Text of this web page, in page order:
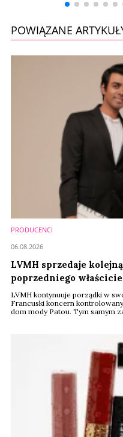
POWIĄZANE
PRODUCENCI
LVMH sprzedaje
poprzedniego
LVMH kontynuuje porządki w
Francuski koncern
dom mody Patou. Tym samym
06.08.2026